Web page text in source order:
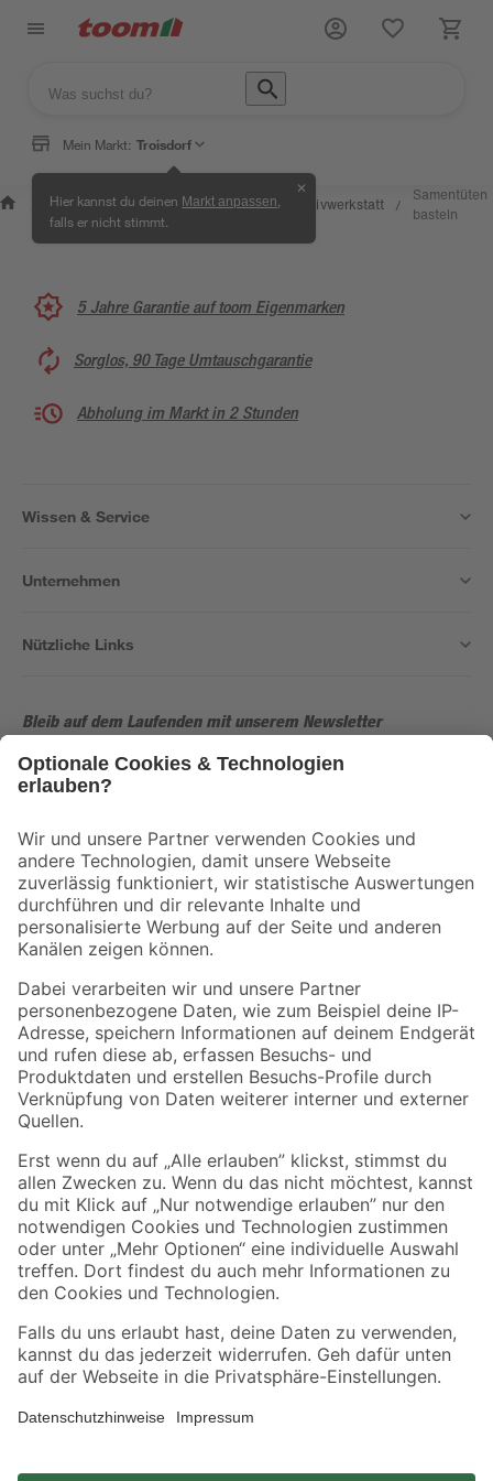
Mein Markt: Troisdorf
Hier kannst du deinen Markt anpassen
falls er nicht stimmt.
✕
Wissen &
Service
/
Selbermachen &
Ratgeber
/ Kreativwerkstatt /
Samentüten
basteln
5 Jahre Garantie auf toom Eigenmarken
Sorglos, 90 Tage Umtauschgarantie
Abholung im Markt in 2 Stunden
Wissen & Service
Unternehmen
Nützliche Links
Bleib auf dem Laufenden mit unserem Newsletter
Der toom Newsletter: Keine Angebote und Aktionen mehr verpassen!
Folge uns
Zahlungsarten Versandarten
Sicher einkaufen
Jetzt die toom-App herunterladen
Alle Preisangaben in EUR inkl. gesetzl. MwSt.. Die dargestellten Angebote sind unter
Umständen nicht in allen Märkten verfügbar. Die angegebenen Verfügbarkeiten beziehen
sich auf den unter "Mein Markt" ausgewählten toom Baumarkt. Alle Angebote und
*Paketversand ab 59 € versandkostenfrei, gilt nicht für Artikel mit Speditionsversand, hier
fallen zusätzliche Versandkosten an.